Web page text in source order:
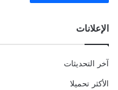
الإعلانات
آخر التحديثات
الأكثر تحميلا